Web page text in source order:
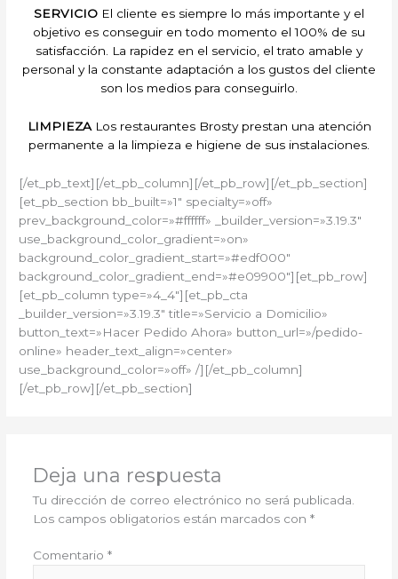
SERVICIO El cliente es siempre lo más importante y el
objetivo es conseguir en todo momento el 100% de su
satisfacción. La rapidez en el servicio, el trato amable y
personal y la constante adaptación a los gustos del cliente
son los medios para conseguirlo.
LIMPIEZA Los restaurantes Brosty prestan una atención
permanente a la limpieza e higiene de sus instalaciones.
[/et_pb_text][/et_pb_column][/et_pb_row][/et_pb_section]
[et_pb_section bb_built=»1″ specialty=»off»
prev_background_color=»#ffffff» _builder_version=»3.19.3″
use_background_color_gradient=»on»
background_color_gradient_start=»#edf000″
background_color_gradient_end=»#e09900″][et_pb_row]
[et_pb_column type=»4_4″][et_pb_cta
_builder_version=»3.19.3″ title=»Servicio a Domicilio»
button_text=»Hacer Pedido Ahora» button_url=»/pedido-
online» header_text_align=»center»
use_background_color=»off» /][/et_pb_column]
[/et_pb_row][/et_pb_section]
Deja una respuesta
Tu dirección de correo electrónico no será publicada.
Los campos obligatorios están marcados con *
Comentario *